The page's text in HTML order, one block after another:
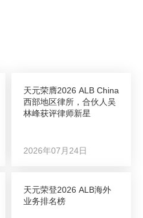
天元荣膺2026 ALB China
西部地区律所，合伙人吴
林峰获评律师新星
2026年07月24日
天元荣登2026 ALB海外
业务排名榜